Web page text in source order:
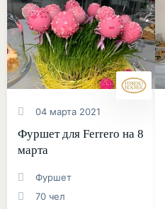
04 марта 2021
Фуршет для Ferrero на 8
марта
Фуршет
70 чел